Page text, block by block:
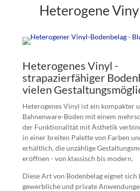
Heterogene
Heterogenes Vinyl -
strapazierfähiger
vielen
Heterogenes Vinyl ist ein kompakter
Bahnenware-Boden mit einem
der Funktionalität mit Ästhetik
in einer breiten Palette von Farben
erhältlich, die unzählige
eröffnen - von klassisch bis modern.
Diese Art von Bodenbelag eignet sich
gewerbliche und private